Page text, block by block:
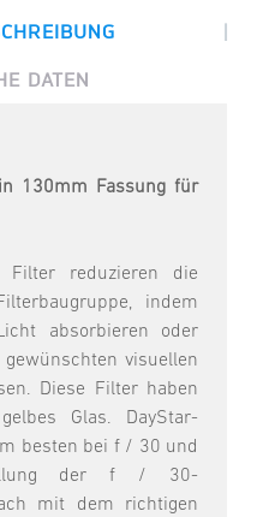
|
DATEN
130mm Fassung für
Filter reduzieren die
indem
absorbieren oder
visuellen
Diese Filter haben
Glas. DayStar-
besten bei f / 30 und
der f / 30-
mit dem richtigen